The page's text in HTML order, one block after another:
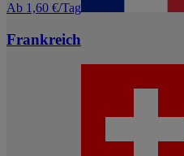
Ab 1,60 €/Tag
Frankreich